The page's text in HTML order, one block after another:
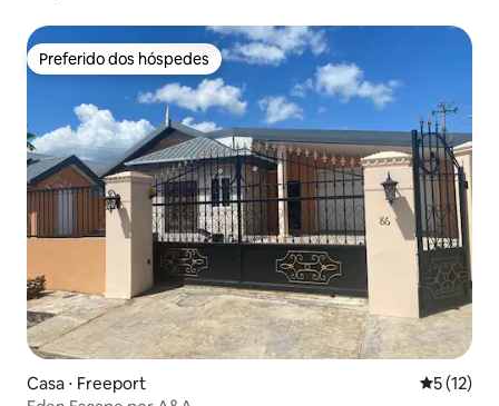
Preferido dos hóspedes
Preferido dos hóspedes
Casa ⋅ Freeport 5 de uma
5 (12)